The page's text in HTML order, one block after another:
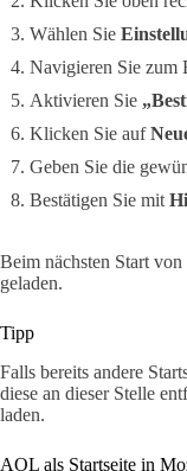
Wählen Sie
Navigieren Sie zum
Aktivieren Sie
Klicken Sie auf
Geben Sie die
Bestätigen Sie mit
Beim nächsten Start
geladen.
Tipp
Falls bereits andere
diese an dieser Stelle
laden.
AOL als Startseite in